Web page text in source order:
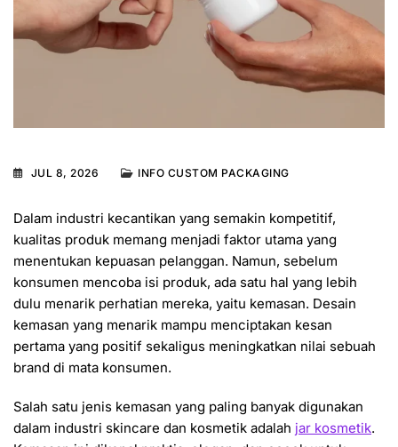
JUL 8, 2026 INFO CUSTOM PACKAGING
Dalam industri kecantikan yang semakin kompetitif,
kualitas produk memang menjadi faktor utama yang
menentukan kepuasan pelanggan. Namun, sebelum
konsumen mencoba isi produk, ada satu hal yang lebih
dulu menarik perhatian mereka, yaitu kemasan. Desain
kemasan yang menarik mampu menciptakan kesan
pertama yang positif sekaligus meningkatkan nilai sebuah
brand di mata konsumen.
Salah satu jenis kemasan yang paling banyak digunakan
dalam industri skincare dan kosmetik adalah jar kosmetik.